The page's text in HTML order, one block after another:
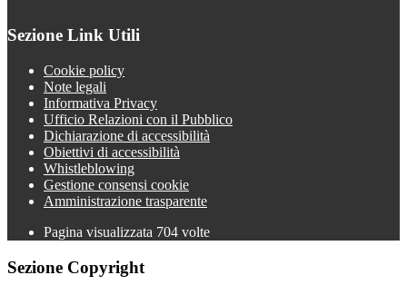
Sezione Link Utili
Cookie policy
Note legali
Informativa Privacy
Ufficio Relazioni con il Pubblico
Dichiarazione di accessibilità
Obiettivi di accessibilità
Whistleblowing
Gestione consensi cookie
Amministrazione trasparente
Pagina visualizzata 704 volte
Sezione Copyright